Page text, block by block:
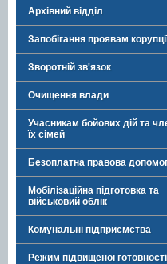
Архівний відділ
Запобігання проявам
Зворотній зв'язок
Очищення влади
Учасникам бойових дій та
їх сімей
Безоплатна правова
Мобілізаційна підготовка та
військовий облік
Комунальні підприємства
Режим підвищеної готовності